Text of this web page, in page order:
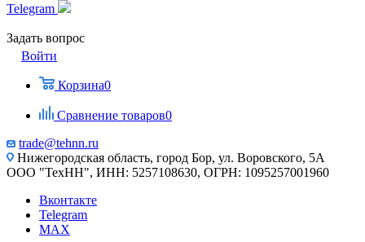
Telegram
Задать вопрос
Войти
Корзина0
Сравнение товаров0
trade@tehnn.ru
Нижегородская область, город Бор, ул. Воровского, 5А
ООО "ТехНН", ИНН: 5257108630, ОГРН: 1095257001960
Вконтакте
Telegram
MAX